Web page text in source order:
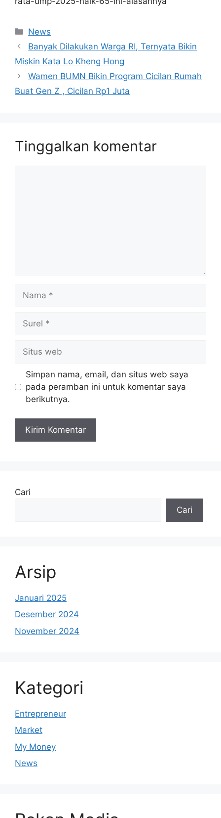
Kategori
News
Banyak Dilakukan Warga RI, Ternyata Bikin
Miskin Kata Lo Kheng Hong
Wamen BUMN Bikin Program Cicilan Rumah
Buat Gen Z , Cicilan Rp1 Juta
Tinggalkan komentar
Nama
Surel
Situs
web
Simpan nama, email, dan situs web saya
pada peramban ini untuk komentar saya
berikutnya.
Cari
Cari
Arsip
Januari 2025
Desember 2024
November 2024
Kategori
Entrepreneur
Market
My Money
News